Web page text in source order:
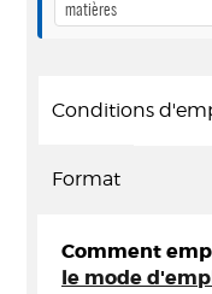
matières
Conditions
Format
Comment
le mode